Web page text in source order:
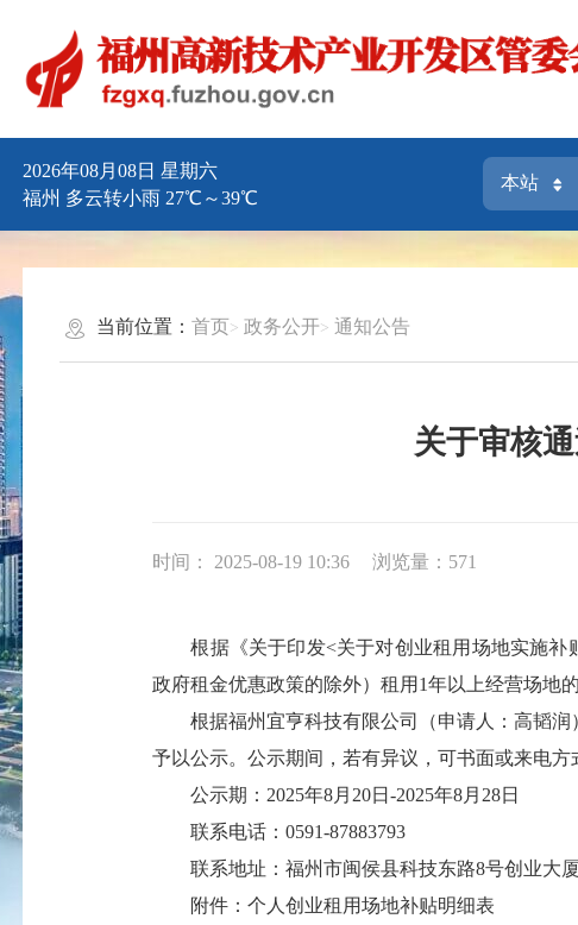
2026年08月08日 星期六
福州 多云转小雨 27℃～39℃
当前位置： 首页 政务公开 通知公告
关于审核
时间： 2025-08-19 10:36 浏览量：571
根据《关于印发<关于对创业租用场地实施补
政府租金优惠政策的除外）租用1年以上经营场地
根据福州宜亨科技有限公司（申请人：高韬润
予以公示。公示期间，若有异议，可书面或来电
公示期： 2025年8月20日-2025年8月28日
联系电话： 0591-87883793
联系地址：福州市闽侯县科技东路8号创业大
附件：个人创业租用场地补贴明细表